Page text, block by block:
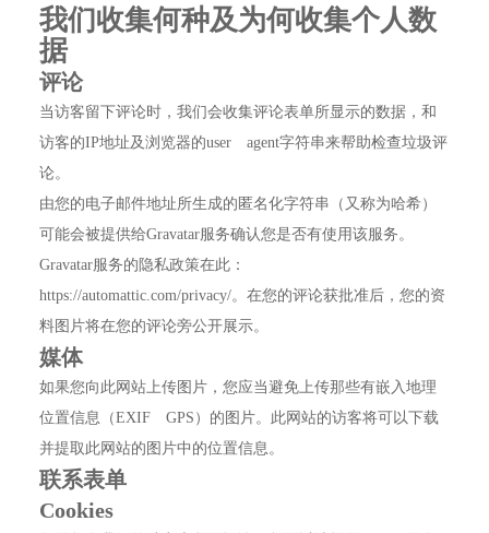
我们收集何种及为何收集个人数
据
评论
当访客留下评论时，我们会收集评论表单所显示的数据，和
访客的IP地址及浏览器的user agent字符串来帮助检查垃圾评
论。
由您的电子邮件地址所生成的匿名化字符串（又称为哈希）
可能会被提供给Gravatar服务确认您是否有使用该服务。
Gravatar服务的隐私政策在此：
https://automattic.com/privacy/。在您的评论获批准后，您的资
料图片将在您的评论旁公开展示。
媒体
如果您向此网站上传图片，您应当避免上传那些有嵌入地理
位置信息（EXIF GPS）的图片。此网站的访客将可以下载
并提取此网站的图片中的位置信息。
联系表单
Cookies